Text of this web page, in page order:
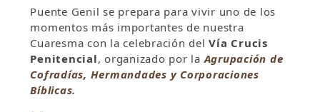
Puente Genil se prepara para vivir uno de los
momentos más importantes de nuestra
Cuaresma con la celebración delVía Crucis
Penitencial, organizado por laAgrupación de
Cofradías, Hermandades y Corporaciones
Bíblicas.